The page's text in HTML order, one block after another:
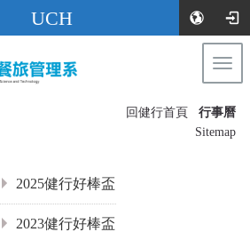
UCH
回健行首頁
行事曆
Sitemap
2025健行好棒盃
2023健行好棒盃